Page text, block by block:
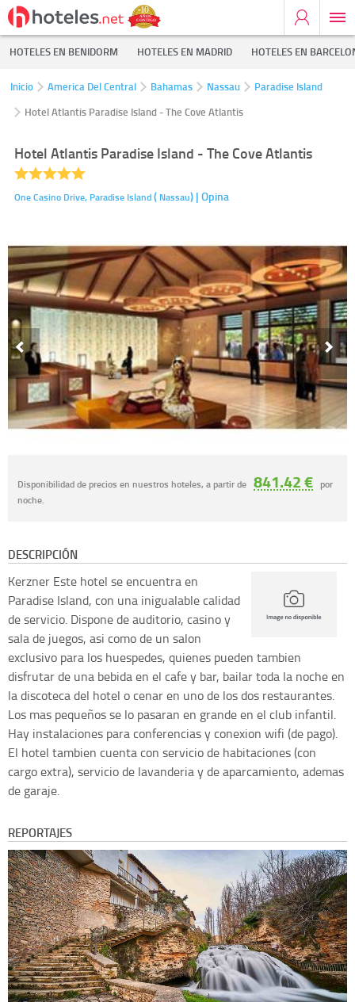
HOTELES EN BENIDORM HOTELES EN MADRID HOTELES EN
Inicio America Del Central Bahamas Nassau
Paradise Island
Hotel Atlantis Paradise Island - The Cove Atlantis
Hotel Atlantis Paradise Island - The Cove Atlantis
One Casino Drive, Paradise Island( Nassau) | Opina
Disponibilidad de precios en nuestros hoteles, a partir de 841.42 € por
noche.
DESCRIPCIÓN
Kerzner Este hotel se encuentra en
Paradise Island, con una inigualable calidad
de servicio. Dispone de auditorio, casino y
sala de juegos, asi como de un salon
exclusivo para los huespedes, quienes pueden tambien
disfrutar de una bebida en el cafe y bar, bailar toda la noche en
la discoteca del hotel o cenar en uno de los dos restaurantes.
Los mas pequeños se lo pasaran en grande en el club infantil.
Hay instalaciones para conferencias y conexion wifi (de pago).
El hotel tambien cuenta con servicio de habitaciones (con
cargo extra), servicio de lavanderia y de aparcamiento, ademas
de garaje.
REPORTAJES